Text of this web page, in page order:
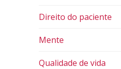
Direito do paciente
Mente
Qualidade de vida